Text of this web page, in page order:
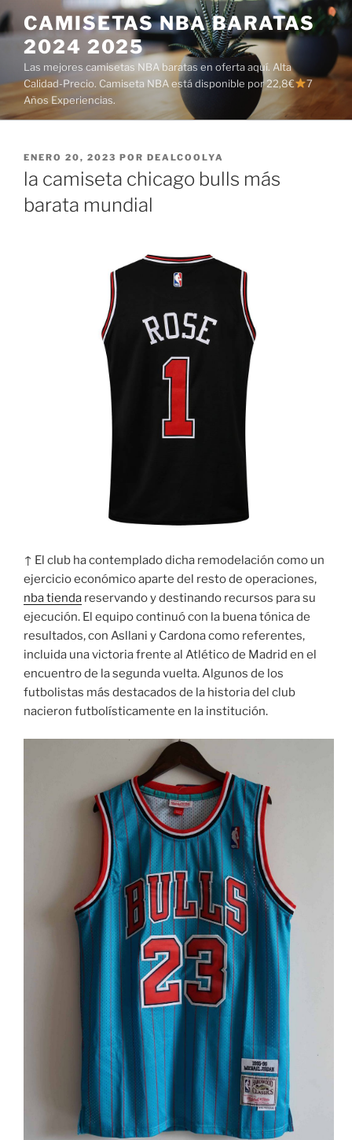
Saltar
al
contenido
CAMISETAS NBA BARATAS
2024 2025
Las mejores camisetas NBA baratas en oferta aquí. Alta
Calidad-Precio. Camiseta NBA está disponible por 22,8€
7
Años Experiencias.
PUBLICADO
EL
ENERO 20, 2023 POR DEALCOOLYA
la camiseta chicago bulls más
barata mundial
↑ El club ha contemplado dicha remodelación como un
ejercicio económico aparte del resto de operaciones,
nba tienda reservando y destinando recursos para su
ejecución. El equipo continuó con la buena tónica de
resultados, con Asllani y Cardona como referentes,
incluida una victoria frente al Atlético de Madrid en el
encuentro de la segunda vuelta. Algunos de los
futbolistas más destacados de la historia del club
nacieron futbolísticamente en la institución.